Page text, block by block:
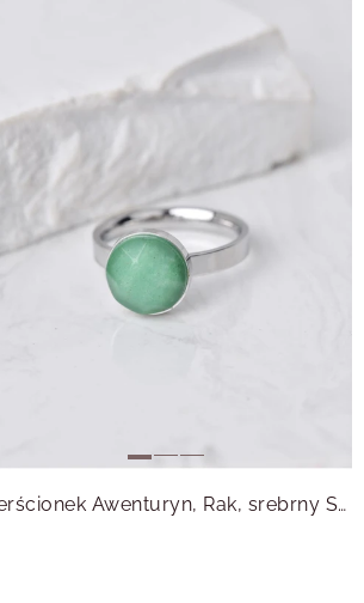
Pierścionek Awenturyn, Rak, srebrny S4V70704